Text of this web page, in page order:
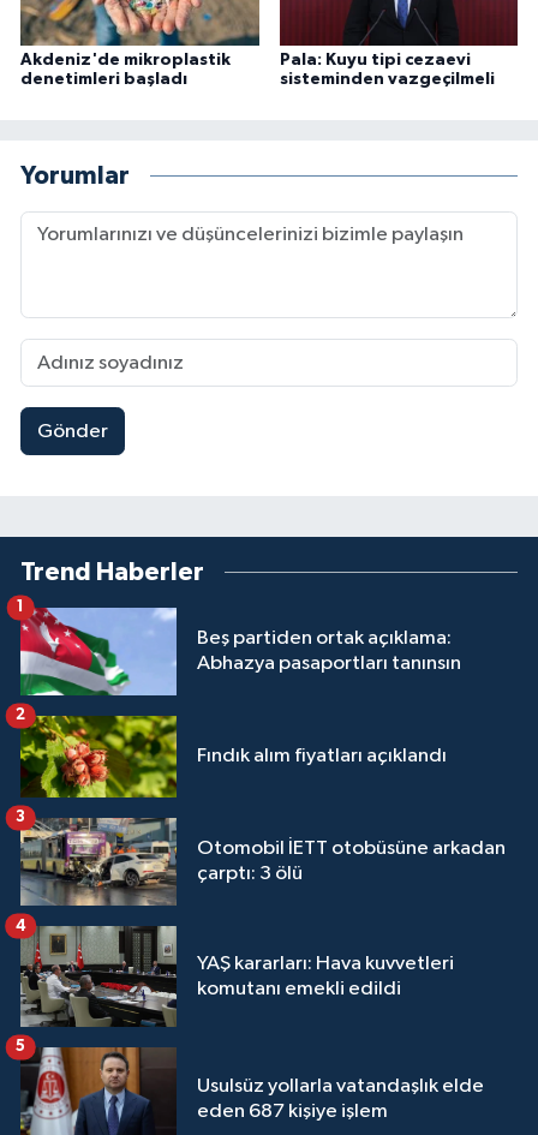
Akdeniz'de mikroplastik
denetimleri başladı
Pala: Kuyu tipi cezaevi
sisteminden vazgeçilmeli
Yorumlar
Gönder
Trend Haberler
Beş partiden ortak açıklama:
Abhazya pasaportları tanınsın
1
Fındık alım fiyatları açıklandı
2
Otomobil İETT otobüsüne arkadan
çarptı: 3 ölü
3
YAŞ kararları: Hava kuvvetleri
komutanı emekli edildi
4
Usulsüz yollarla vatandaşlık elde
eden 687 kişiye işlem
5